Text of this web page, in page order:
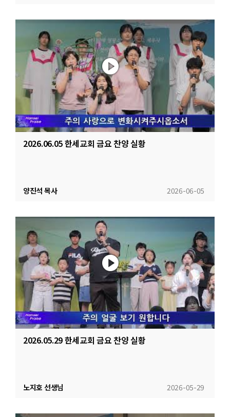
2026.06.05 한세교회 금요 찬양 실황
2026-06-05
양진석 목사
2026.05.29 한세교회 금요 찬양 실황
2026-05-29
노지호 선생님